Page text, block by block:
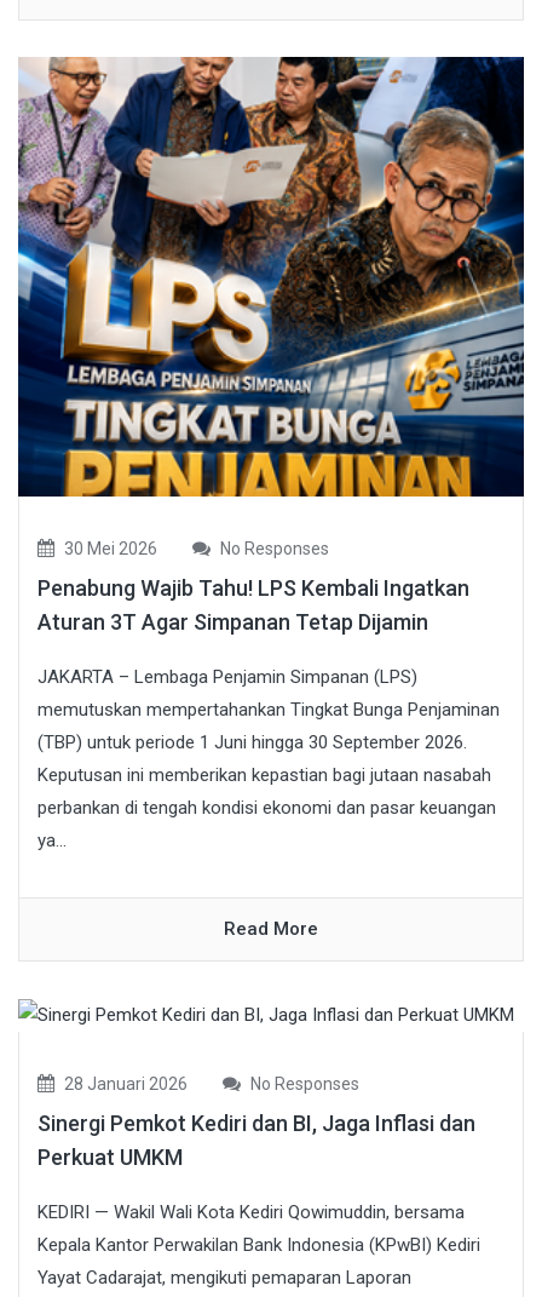
30 Mei 2026 No Responses
Penabung Wajib Tahu! LPS Kembali Ingatkan
Aturan 3T Agar Simpanan Tetap Dijamin
JAKARTA – Lembaga Penjamin Simpanan (LPS)
memutuskan mempertahankan Tingkat Bunga Penjaminan
(TBP) untuk periode 1 Juni hingga 30 September 2026.
Keputusan ini memberikan kepastian bagi jutaan nasabah
perbankan di tengah kondisi ekonomi dan pasar keuangan
ya...
Read More
28 Januari 2026 No Responses
Sinergi Pemkot Kediri dan BI, Jaga Inflasi dan
Perkuat UMKM
KEDIRI — Wakil Wali Kota Kediri Qowimuddin, bersama
Kepala Kantor Perwakilan Bank Indonesia (KPwBI) Kediri
Yayat Cadarajat, mengikuti pemaparan Laporan